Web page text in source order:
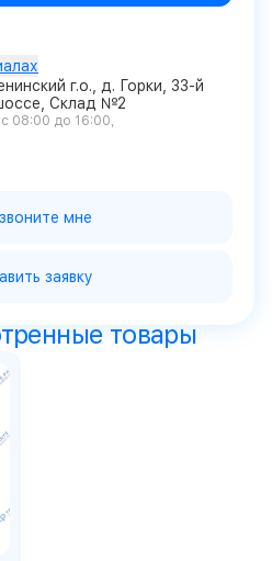
г.о., д. Горки, 33-й
Склад №2
с 08:00 до 16:00
мне
заявку
товары